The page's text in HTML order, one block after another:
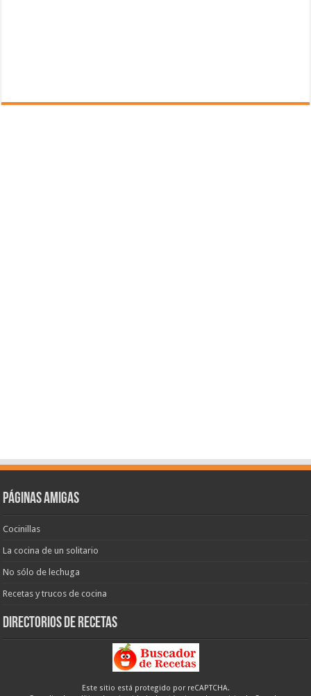
Páginas amigas
Cocinillas
La cocina de un solitario
No sólo de lechuga
Recetas y trucos de cocina
Directorios de recetas
Este sitio está protegido por reCAPTCHA.